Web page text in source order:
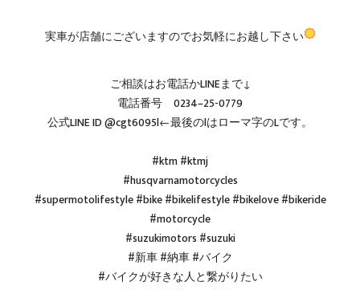
実車が店舗にございますのでお気軽にお越し下さい
ご相談はお電話かLINEまで↓
電話番号 0234–25-0779
公式LINE ID @cgt6095l←最後のlはローマ字のLです。
#ktm #ktmj
#husqvarnamotorcycles
#supermotolifestyle #bike #bikelifestyle #bikelove #bikeride
#motorcycle
#suzukimotors #suzuki
#新車 #納車 #バイク
#バイクが好きな人と繋がりたい